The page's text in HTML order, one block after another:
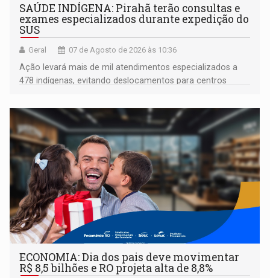
SAÚDE INDÍGENA: Pirahã terão consultas e
exames especializados durante expedição do
SUS
Geral 07 de Agosto de 2026 às 10:36
Ação levará mais de mil atendimentos especializados a
478 indígenas, evitando deslocamentos para centros
ECONOMIA: Dia dos pais deve movimentar
R$ 8,5 bilhões e RO projeta alta de 8,8%